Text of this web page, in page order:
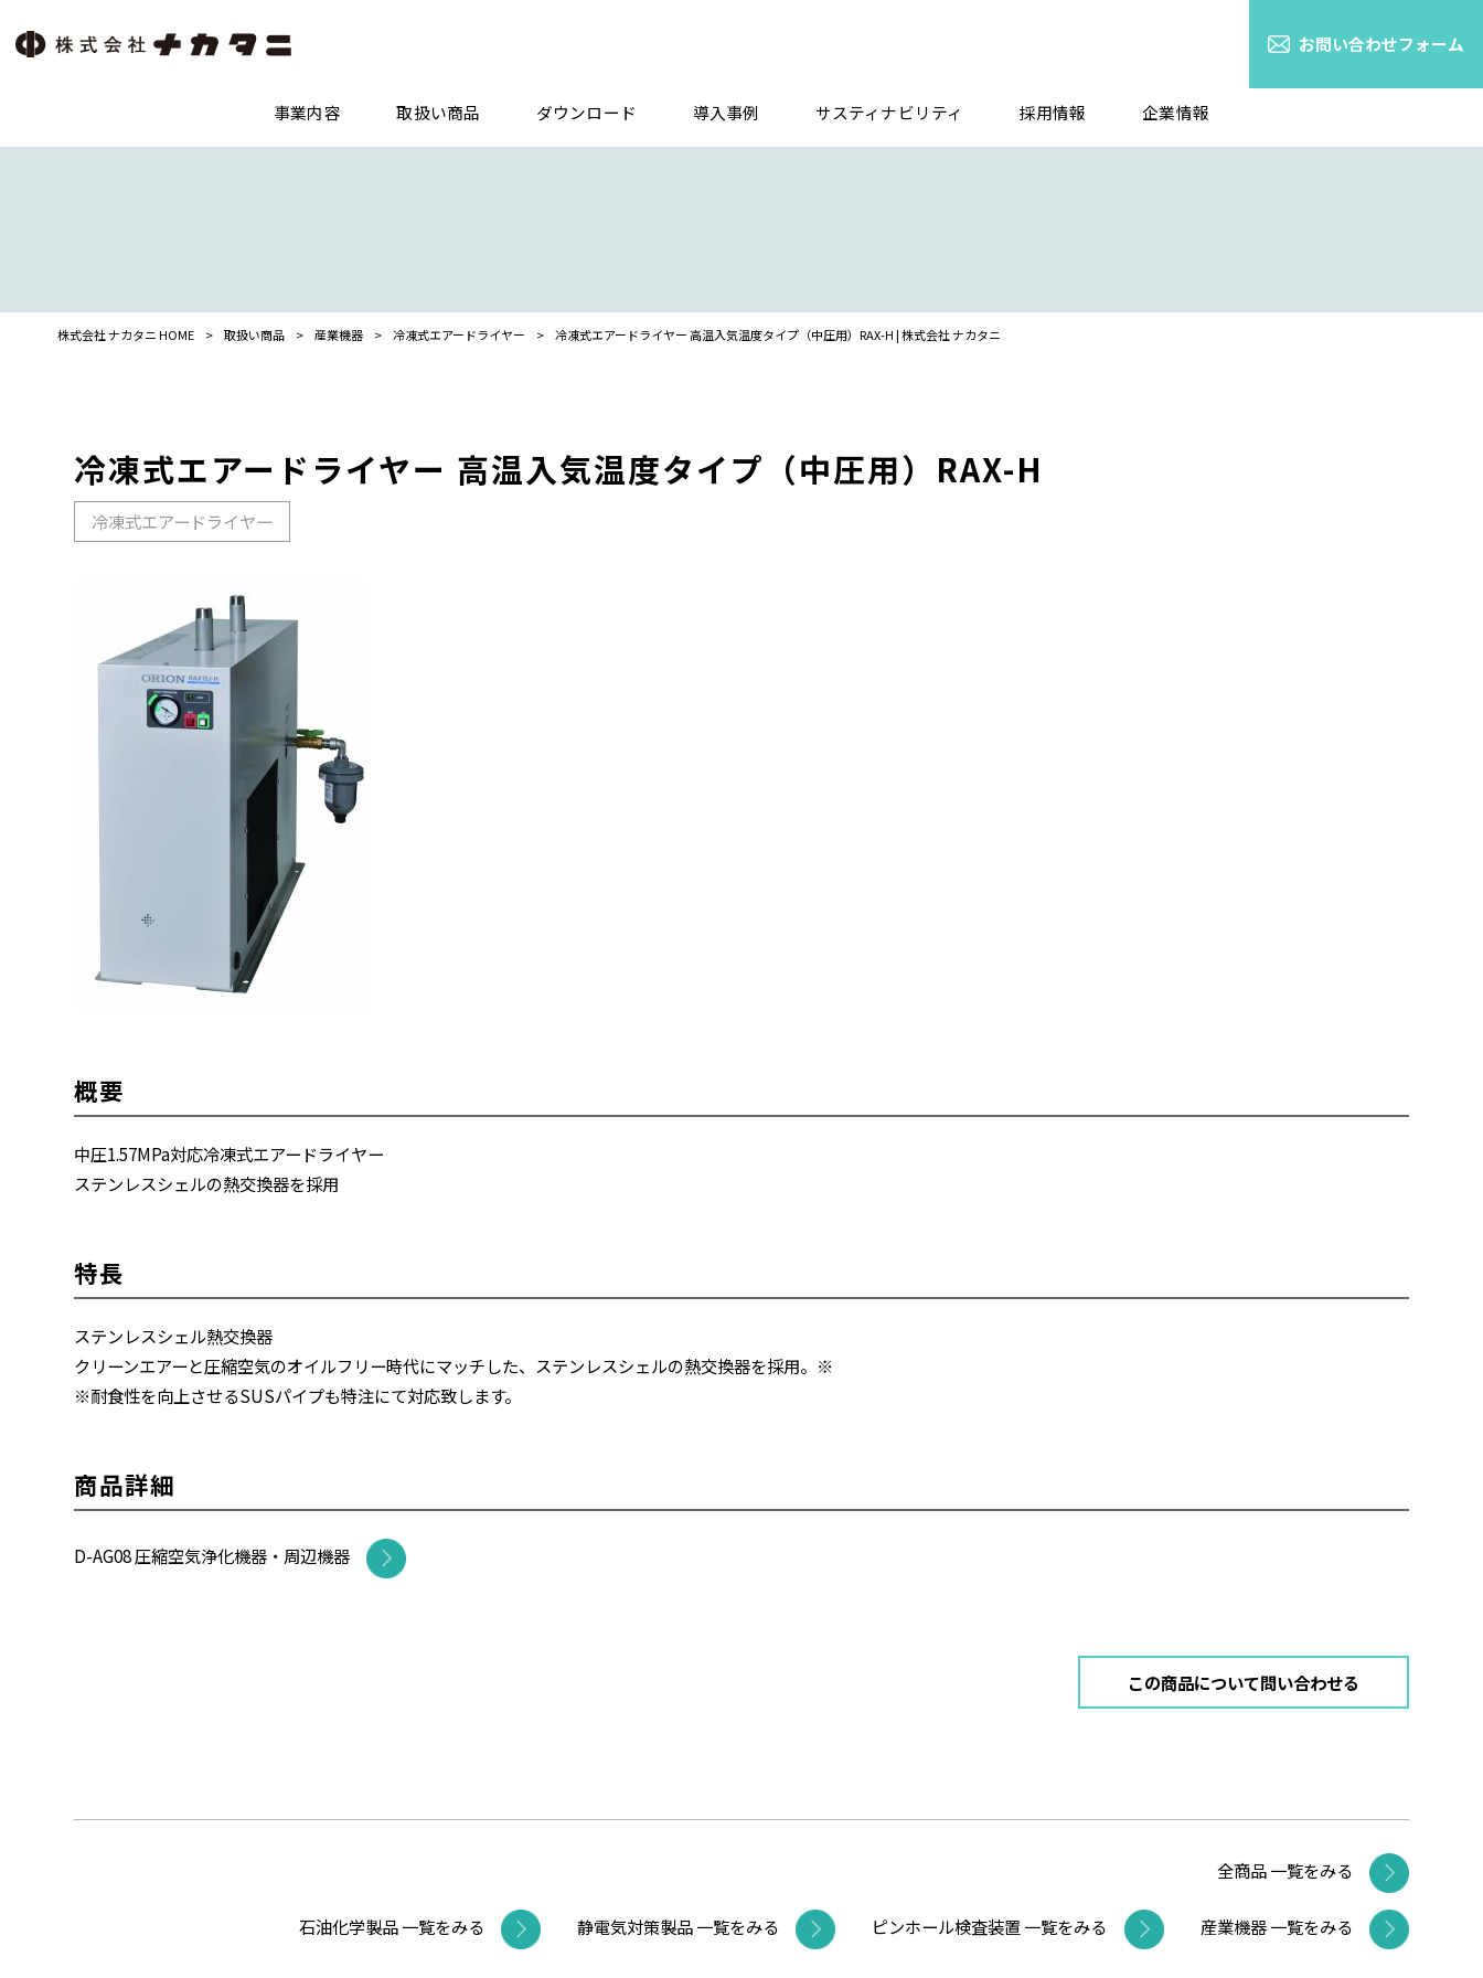
お問い合わせフォーム
事業内容 取扱い商品 ダウンロード 導入事例 サスティナビリティ 採用情報 企業情報
株式会社 ナカタニ HOME > 取扱い商品 > 産業機器 > 冷凍式エアードライヤー > 冷凍式エアードライヤー 高温入気温度タイプ（中圧用）RAX-H | 株式会社 ナカタニ
冷凍式エアードライヤー 高温入気温度タイプ（中圧用）RAX-H
冷凍式エアードライヤー
概要
中圧1.57MPa対応冷凍式エアードライヤー
ステンレスシェルの熱交換器を採用
特長
ステンレスシェル熱交換器
クリーンエアーと圧縮空気のオイルフリー時代にマッチした、ステンレスシェルの熱交換器を採用。※
※耐食性を向上させるSUSパイプも特注にて対応致します。
商品詳細
D-AG08 圧縮空気浄化機器・周辺機器
この商品について問い合わせる
全商品 一覧をみる
石油化学製品 一覧をみる 静電気対策製品 一覧をみる ピンホール検査装置 一覧をみる 産業機器 一覧をみる